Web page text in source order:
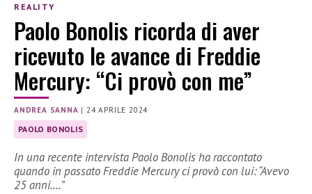
REALITY
Paolo Bonolis ricorda di aver
ricevuto le avance di Freddie
Mercury: “Ci provò con me”
ANDREA SANNA |24 APRILE 2024
PAOLO BONOLIS
In una recente intervista Paolo Bonolis ha raccontato
quando in passato Freddie Mercury ci provò con lui: “Avevo
25 anni….”